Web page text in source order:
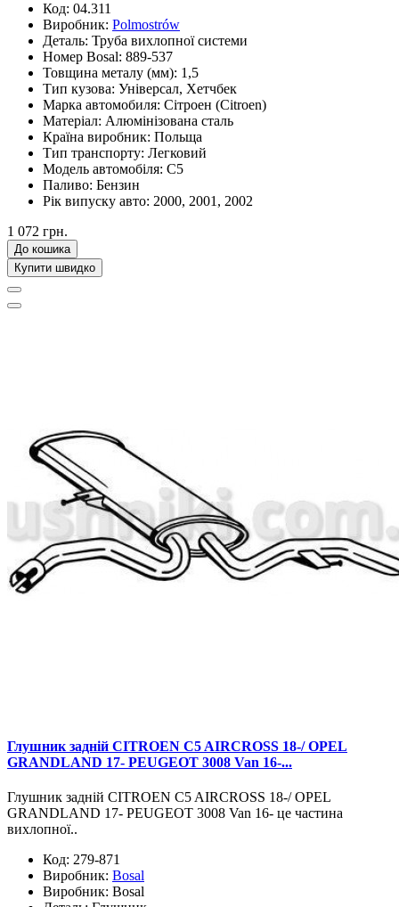
Код: 04.311
Виробник: Polmostrów
Деталь: Труба вихлопної системи
Номер Bosal: 889-537
Товщина металу (мм): 1,5
Тип кузова: Універсал, Хетчбек
Марка автомобиля: Сітроен (Citroen)
Матеріал: Алюмінізована сталь
Країна виробник: Польща
Тип транспорту: Легковий
Модель автомобіля: C5
Паливо: Бензин
Рік випуску авто: 2000, 2001, 2002
1 072 грн.
До кошика
Купити швидко
Глушник задній CITROEN C5 AIRCROSS 18-/ OPEL
GRANDLAND 17- PEUGEOT 3008 Van 16-...
Глушник задній CITROEN C5 AIRCROSS 18-/ OPEL
GRANDLAND 17- PEUGEOT 3008 Van 16- це частина
вихлопної..
Код: 279-871
Виробник: Bosal
Виробник: Bosal